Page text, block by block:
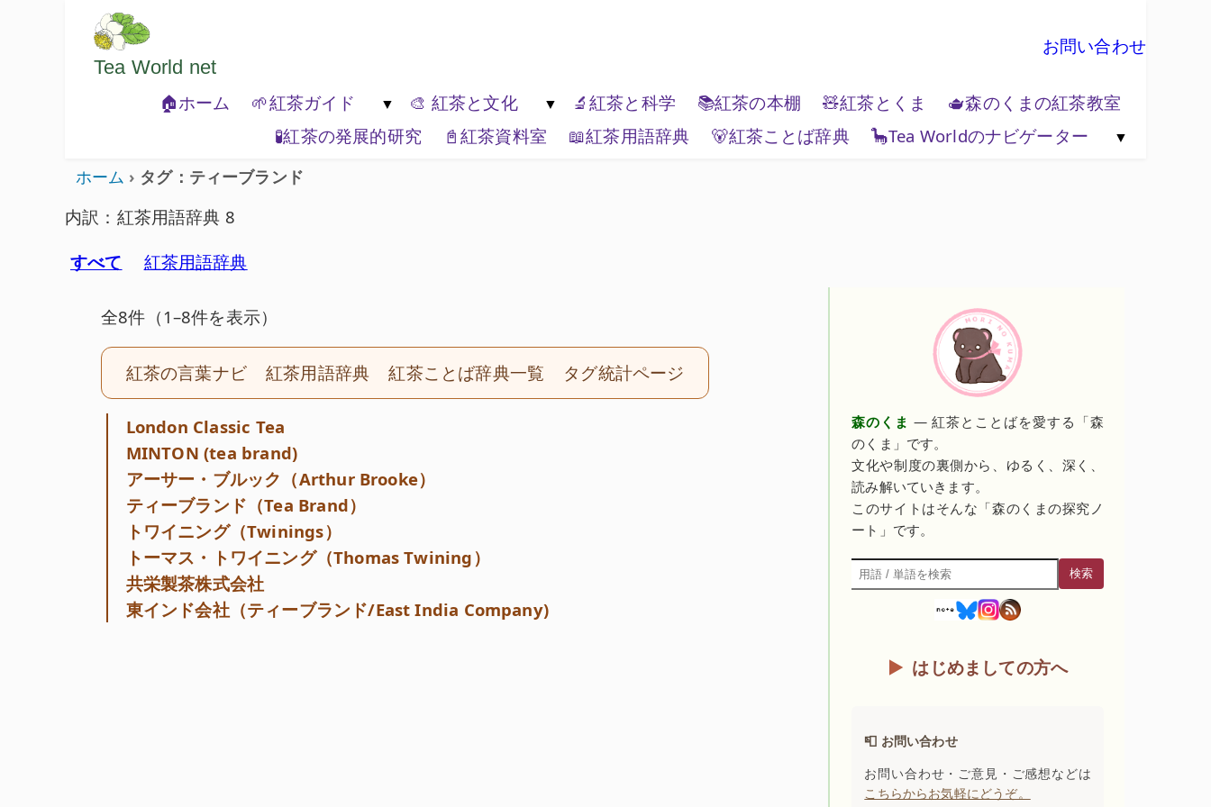
ようこそいらっしゃいました。どうぞごゆっくり楽しんでください。
Tea World net
お問い合わせ
🏠ホーム
🌱紅茶ガイド
🐾紅茶の基本
🍃紅茶の種類 🏔️エリアティー 📦ティーブランド
🎨 紅茶と文化
🏚️紅茶と生活文化
🎭紅茶と表現 🌏紅茶と世界 🗺️紅茶と地政学
🔬紅茶と科学 📚紅茶の本棚 🧸紅茶とくま
🫖森のくまの紅茶教室
🧪紅茶の発展的研究
📓紅茶資料室 📖紅茶用語辞典 🐻紅茶ことば辞典
🦕Tea Worldのナビゲーター
ホーム タグ：ティーブランド
内訳：紅茶用語辞典 8
すべて
紅茶用語辞典
全8件（1–8件を表示）
紅茶の言葉ナビ 紅茶用語辞典 紅茶ことば辞典一覧 タグ統計ページ
London Classic Tea
MINTON (tea brand)
アーサー・ブルック（Arthur Brooke）
ティーブランド（Tea Brand）
トワイニング（Twinings）
トーマス・トワイニング（Thomas Twining）
共栄製茶株式会社
東インド会社（ティーブランド/East India Company)
森のくま — 紅茶とことばを愛する「森
のくま」です。
文化や制度の裏側から、ゆるく、深く、
読み解いていきます。
このサイトはそんな「森のくまの探究ノ
ート」です。
検索
検索
はじめましての方へ
📮 お問い合わせ
お問い合わせ・ご意見・ご感想などは
こちらからお気軽にどうぞ。